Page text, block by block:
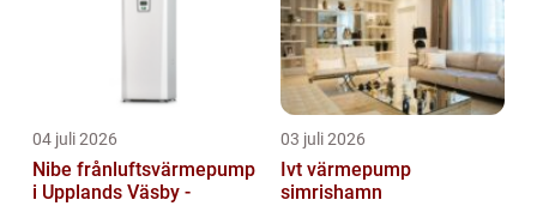
04 juli 2026
Nibe frånluftsvärmepump
i Upplands Väsby -
03 juli 2026
Ivt värmepump
simrishamn